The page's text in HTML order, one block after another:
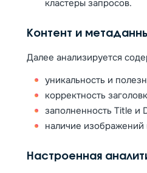
кластеры запросов.
Контент и
Далее анализируется
уникальность и
корректность
заполненность Title и
наличие изображений
Настроенная